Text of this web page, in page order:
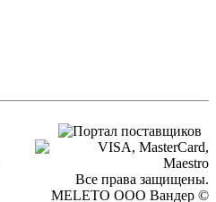
Все права защищены.
MELETO OOO Вандер ©